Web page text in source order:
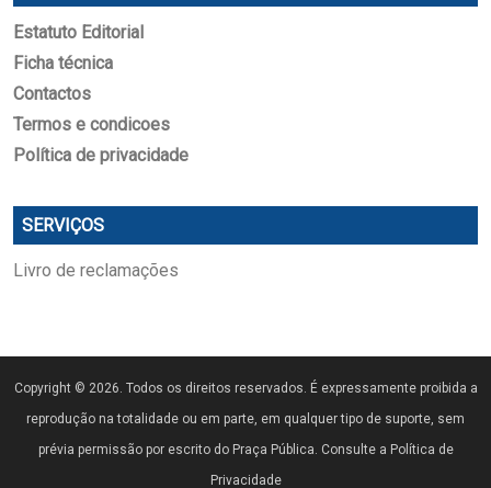
Estatuto Editorial
Ficha técnica
Contactos
Termos e condicoes
Política de privacidade
SERVIÇOS
Livro de reclamações
Copyright © 2026. Todos os direitos reservados. É expressamente proibida a
reprodução na totalidade ou em parte, em qualquer tipo de suporte, sem
prévia permissão por escrito do Praça Pública. Consulte a Política de
Privacidade